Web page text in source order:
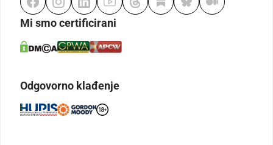
Mi smo certificirani
Odgovorno klađenje